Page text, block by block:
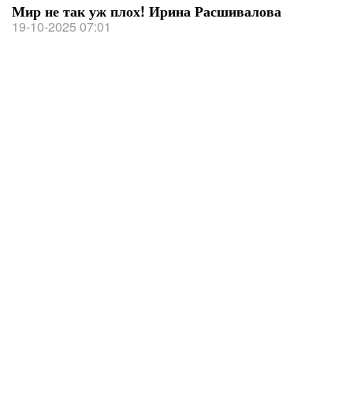
Мир не так уж плох! Ирина Расшивалова
19-10-2025 07:01